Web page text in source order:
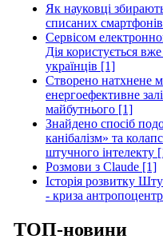
Як науковці
списаних
Сервісом
Дія користується
українців [1]
Створено натхнене
енергоефективне
майбутнього [1]
Знайдено спосіб
канібалізм» та
штучного інтелекту
Розмови з Claude [1]
Історія розвитку
- криза
ТОП-новини